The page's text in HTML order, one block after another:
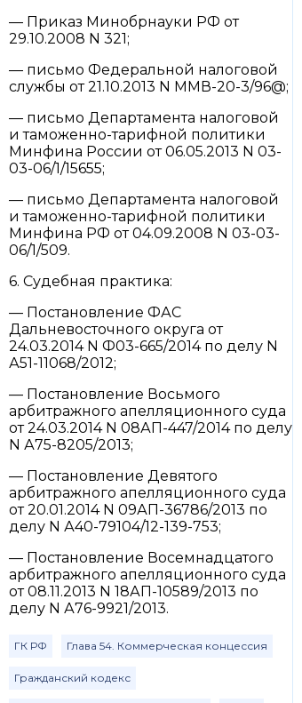
— Приказ Минобрнауки РФ от
29.10.2008 N 321;
— письмо Федеральной налоговой
службы от 21.10.2013 N ММВ-20-3/96@;
— письмо Департамента налоговой
и таможенно-тарифной политики
Минфина России от 06.05.2013 N 03-
03-06/1/15655;
— письмо Департамента налоговой
и таможенно-тарифной политики
Минфина РФ от 04.09.2008 N 03-03-
06/1/509.
6. Судебная практика:
— Постановление ФАС
Дальневосточного округа от
24.03.2014 N Ф03-665/2014 по делу N
А51-11068/2012;
— Постановление Восьмого
арбитражного апелляционного суда
от 24.03.2014 N 08АП-447/2014 по делу
N А75-8205/2013;
— Постановление Девятого
арбитражного апелляционного суда
от 20.01.2014 N 09АП-36786/2013 по
делу N А40-79104/12-139-753;
— Постановление Восемнадцатого
арбитражного апелляционного суда
от 08.11.2013 N 18АП-10589/2013 по
делу N А76-9921/2013.
ГК РФ Глава 54. Коммерческая концессия
Гражданский кодекс